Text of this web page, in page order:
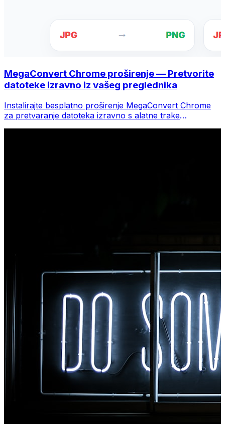
MegaConvert Chrome proširenje — Pretvorite
datoteke izravno iz vašeg preglednika
Instalirajte besplatno proširenje MegaConvert Chrome
za pretvaranje datoteka izravno s alatne trake